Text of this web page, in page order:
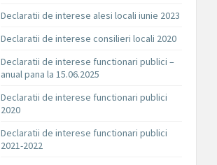
Declaratii de interese alesi locali iunie 2023
Declaratii de interese consilieri locali 2020
Declaratii de interese functionari publici –
anual pana la 15.06.2025
Declaratii de interese functionari publici
2020
Declaratii de interese functionari publici
2021-2022